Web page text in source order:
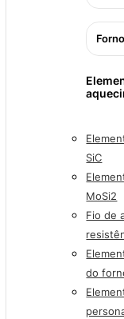
SiC
MoSi2
Fio de
do